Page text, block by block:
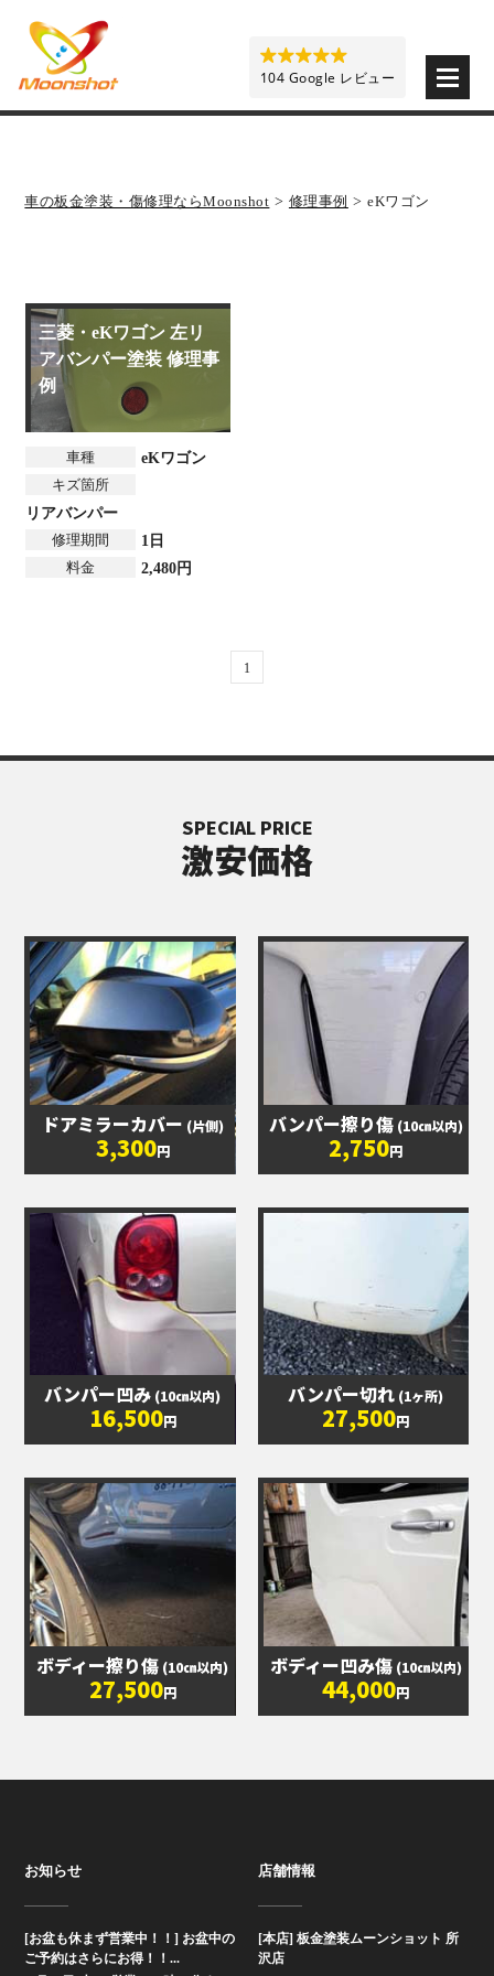
車の板金塗装・傷修理ならMoonshot > 修理事例 >eKワゴン
三菱・eKワゴン 左リ
アバンパー塗装 修理事
例
車種
eKワゴン
キズ箇所
リアバンパー
修理期間
1日
料金
2,480円
1
SPECIAL PRICE
激安価格
ドアミラーカバー (片側)
3,300円
バンパー擦り傷 (10㎝以内)
2,750円
バンパー凹み (10㎝以内)
16,500円
バンパー切れ (1ヶ所)
27,500円
ボディー擦り傷 (10㎝以内)
27,500円
ボディー凹み傷 (10㎝以内)
44,000円
お知らせ
[お盆も休まず営業中！！] お盆中の
ご予約はさらにお得！！...
店舗情報
[本店] 板金塗装ムーンショット 所
沢店
104 Google レビュー